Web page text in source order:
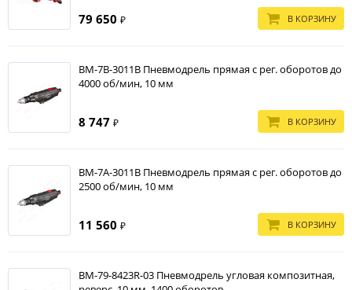
79 650 ₽ В КОРЗИНУ
BM-7B-3011B Пневмодрель прямая с рег. оборотов до
4000 об/мин, 10 мм
8 747 ₽ В КОРЗИНУ
BM-7A-3011B Пневмодрель прямая с рег. оборотов до
2500 об/мин, 10 мм
11 560 ₽ В КОРЗИНУ
BM-79-8423R-03 Пневмодрель угловая композитная,